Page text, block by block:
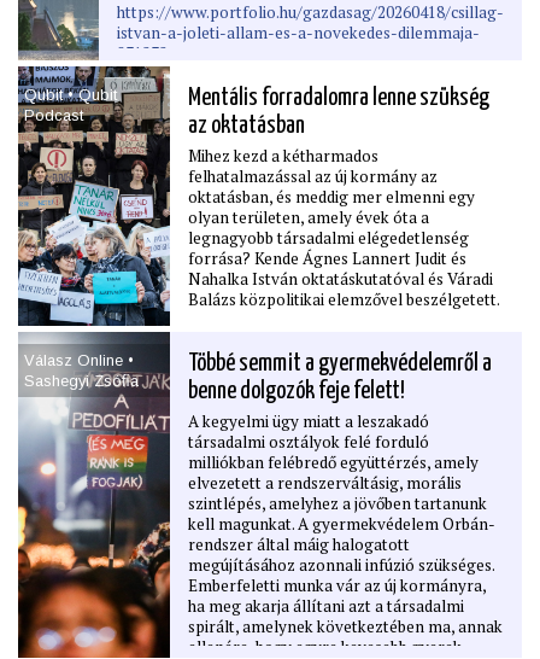
https://www.portfolio.hu/gazdasag/20260418/csillag-
istvan-a-joleti-allam-es-a-novekedes-dilemmaja-
831232
Befejező rész
https://www.portfolio.hu/gazdasag/20260423/csillag-
istvan-magyar-utfuggoseg-a-tartos-koltsegvetesi-
deﬁcit-formajaban-megjeleno-polgarosodasi-hiany-
831588
Qubit • Qubit
Podcast
Mentális forradalomra lenne szükség
az oktatásban
Mihez kezd a kétharmados
felhatalmazással az új kormány az
oktatásban, és meddig mer elmenni egy
olyan területen, amely évek óta a
legnagyobb társadalmi elégedetlenség
forrása? Kende Ágnes Lannert Judit és
Nahalka István oktatáskutatóval és Váradi
Balázs közpolitikai elemzővel beszélgetett.
Válasz Online •
Sashegyi Zsóﬁa
Többé semmit a gyermekvédelemről a
benne dolgozók feje felett!
A kegyelmi ügy miatt a leszakadó
társadalmi osztályok felé forduló
milliókban felébredő együttérzés, amely
elvezetett a rendszerváltásig, morális
szintlépés, amelyhez a jövőben tartanunk
kell magunkat. A gyermekvédelem Orbán-
rendszer által máig halogatott
megújításához azonnali infúzió szükséges.
Emberfeletti munka vár az új kormányra,
ha meg akarja állítani azt a társadalmi
spirált, amelynek következtében ma, annak
ellenére, hogy egyre kevesebb gyerek